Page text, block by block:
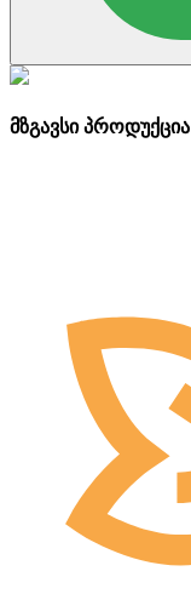
მზგავსი პროდუქცია